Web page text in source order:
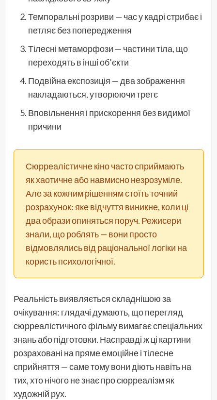
Темпоральні розриви — час у кадрі стрибає і
петляє без попередження
Тілесні метаморфози — частини тіла, що
переходять в інші об’єкти
Подвійна експозиція — два зображення
накладаються, утворюючи третє
Вповільнення і прискорення без видимої
причини
Сюрреалістичне кіно часто сприймають
як хаотичне або навмисно незрозуміле.
Але за кожним рішенням стоїть точний
розрахунок: яке відчуття виникне, коли ці
два образи опиняться поруч. Режисери
знали, що роблять — вони просто
відмовлялись від раціональної логіки на
користь психологічної.
Реальність виявляється складнішою за
очікування: глядачі думають, що перегляд
сюрреалістичного фільму вимагає спеціальних
знань або підготовки. Насправді ж ці картини
розраховані на пряме емоційне і тілесне
сприйняття — саме тому вони діють навіть на
тих, хто нічого не знає про сюрреалізм як
художній рух.